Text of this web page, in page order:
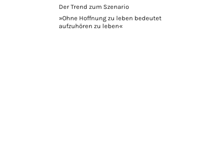
Der Trend zum Szenario
»Ohne Hoffnung zu leben bedeutet
aufzuhören zu leben«